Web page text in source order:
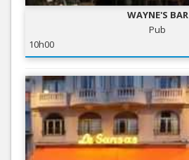
WAYNE'S BAR
Pub
10h00